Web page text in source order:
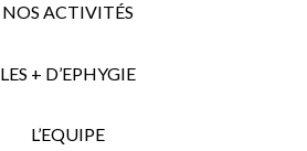
NOS ACTIVITÉS
LES + D’EPHYGIE
L’EQUIPE